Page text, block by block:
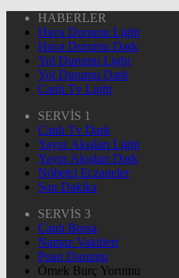
HABERLER
Hava Durumu Light
Hava Durumu Dark
Yol Durumu Light
Yol Durumu Dark
Canlı Tv Light
SERVİS 1
Canlı Tv Dark
Yayın Akışları Light
Yayın Akışları Dark
Nöbetçi Eczaneler
Son Dakika
SERVİS 3
Canlı Borsa
Namaz Vakitleri
Puan Durumu
Örnek Burç Yorumu